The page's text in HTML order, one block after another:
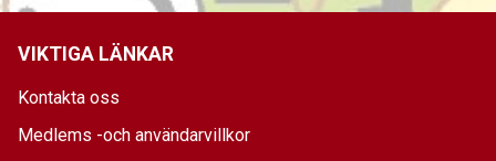
VIKTIGA LÄNKAR
Kontakta oss
Medlems -och användarvillkor